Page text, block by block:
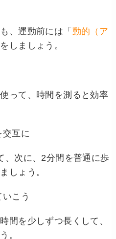
、運動前には「 動的（ア
をしましょう。
って、時間を測ると効率
互に
次に、 2分間を普通に歩
しょう。
こう
間を少しずつ長くして、
。